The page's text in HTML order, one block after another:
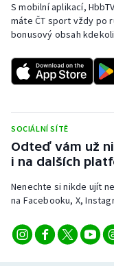
Triatlon
Veslování
Volejbal
Ostatní
S mobilní aplikací,
máte ČT sport vždy po
bonusový obsah
SOCIÁLNÍ SÍTĚ
Odteď vám už
i na dalších
Nenechte si nikde ujít
na Facebooku, X,